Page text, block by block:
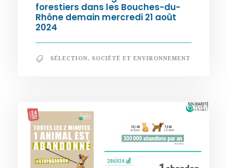
forestiers dans les Bouches-du-
Rhône demain mercredi 21 août
2024
SÉLECTION, SOCIÉTÉ ET ENVIRONNEMENT